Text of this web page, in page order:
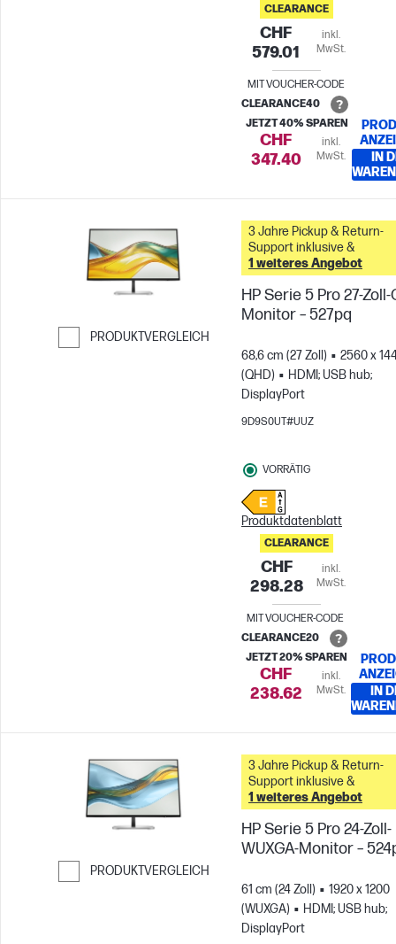
CLEARANCE
CHF
579.01
inkl.
MwSt.
MIT VOUCHER-CODE
CLEARANCE40
JETZT 40% SPAREN
CHF
347.40
inkl.
MwSt.
IN
PRODUKTVERGLEICH
Weiter zum Vergleichen
3 Jahre Pickup & Return-
Support inklusive &
1 weiteres Angebot
HP Serie 5 Pro 27-Zoll-
Monitor – 527pq
68,6 cm (27 Zoll)
2560 x
(QHD)
HDMI; USB hub;
DisplayPort
9D9S0UT#UUZ
VORRÄTIG
Produktdatenblatt
CLEARANCE
CHF
298.28
inkl.
MwSt.
MIT VOUCHER-CODE
CLEARANCE20
JETZT 20% SPAREN
CHF
238.62
inkl.
MwSt.
IN
PRODUKTVERGLEICH
Weiter zum Vergleichen
3 Jahre Pickup & Return-
Support inklusive &
1 weiteres Angebot
HP Serie 5 Pro 24-Zoll-
WUXGA-Monitor –
61 cm (24 Zoll)
1920 x 1200
(WUXGA)
HDMI; USB hub;
DisplayPort